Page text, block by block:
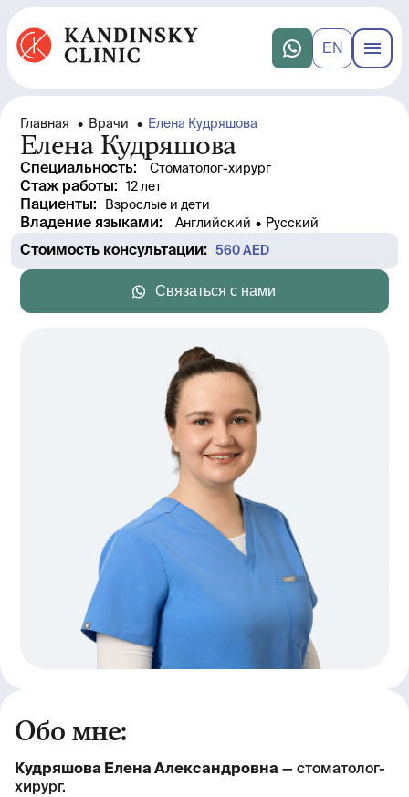
EN
Главная • Врачи • Елена Кудряшова
Елена Кудряшова
Специальность: Стоматолог-хирург
Стаж работы: 12 лет
Пациенты: Взрослые и дети
Владение языками: Английский • Русский
Стоимость консультации: 560 AED
Связаться с нами
Обо мне:
Кудряшова Елена Александровна — стоматолог-
хирург.